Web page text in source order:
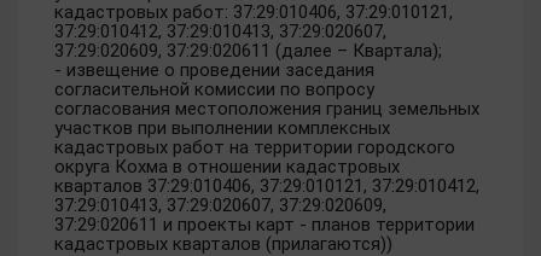
кадастровых работ: 37:29:010406, 37:29:010121,
37:29:010412, 37:29:010413, 37:29:020607,
37:29:020609, 37:29:020611 (далее – Квартала);
- извещение о проведении заседания
согласительной комиссии по вопросу
согласования местоположения границ земельных
участков при выполнении комплексных
кадастровых работ на территории городского
округа Кохма в отношении кадастровых
кварталов 37:29:010406, 37:29:010121, 37:29:010412,
37:29:010413, 37:29:020607, 37:29:020609,
37:29:020611 и проекты карт - планов территории
кадастровых кварталов (прилагаются))